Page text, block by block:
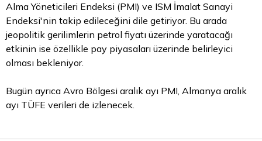
Alma Yöneticileri Endeksi (PMI) ve ISM İmalat Sanayi
Endeksi'nin takip edileceğini dile getiriyor. Bu arada
jeopolitik gerilimlerin petrol fiyatı üzerinde yaratacağı
etkinin ise özellikle pay piyasaları üzerinde belirleyici
olması bekleniyor.
Bugün ayrıca Avro Bölgesi aralık ayı PMI, Almanya aralık
ayı TÜFE verileri de izlenecek.